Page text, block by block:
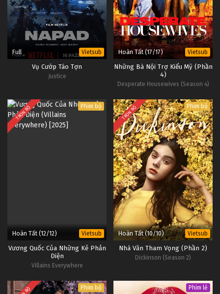
Full Vietsub
Vụ Cướp Táo Tợn
Justice
Hoàn Tất (17/17) Vietsub
Những Bà Nội Trợ Kiểu Mỹ (Phần
4)
Desperate Housewives (Season 4)
TRỌN BỘ Phim bộ
Hoàn Tất (12/12) Vietsub
Vương Quốc Của Những Kẻ Phản
Diện
Villains Everywhere
TRỌN BỘ Phim bộ
Hoàn Tất (10/10) Vietsub
Nhà Văn Tham Vọng (Phần 2)
Dickinson (Season 2)
Phim bộ Phim lẻ